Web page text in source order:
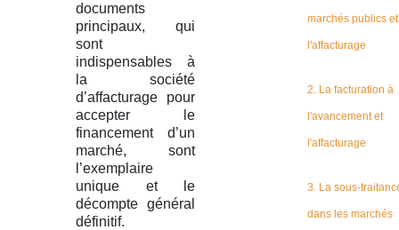
documents
principaux, qui
sont
indispensables à
la société
d’affacturage pour
accepter le
financement d’un
marché, sont
l’exemplaire
unique et le
décompte général
définitif.
marchés publics et
l'affacturage
2. La facturation à
l'avancement et
l'affacturage
3. La sous-
dans les marchés